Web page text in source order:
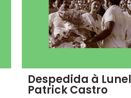
Despedida à
Patrick Castro